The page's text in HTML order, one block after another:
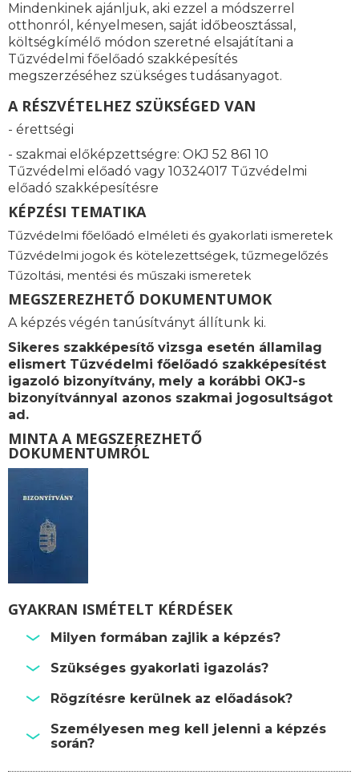
Mindenkinek ajánljuk, aki ezzel a módszerrel
otthonról, kényelmesen, saját időbeosztással,
költségkímélő módon szeretné elsajátítani a
Tűzvédelmi főelőadó szakképesítés
megszerzéséhez szükséges tudásanyagot.
A RÉSZVÉTELHEZ SZÜKSÉGED VAN
- érettségi
- szakmai előképzettségre: OKJ 52 861 10
Tűzvédelmi előadó vagy 10324017 Tűzvédelmi
előadó szakképesítésre
KÉPZÉSI TEMATIKA
Tűzvédelmi főelőadó elméleti és gyakorlati ismeretek
Tűzvédelmi jogok és kötelezettségek, tűzmegelőzés
Tűzoltási, mentési és műszaki ismeretek
MEGSZEREZHETŐ DOKUMENTUMOK
A képzés végén tanúsítványt állítunk ki.
Sikeres szakképesítő vizsga esetén államilag
elismert Tűzvédelmi főelőadó szakképesítést
igazoló bizonyítvány, mely a korábbi OKJ-s
bizonyítvánnyal azonos szakmai jogosultságot
ad.
MINTA A MEGSZEREZHETŐ
DOKUMENTUMRÓL
GYAKRAN ISMÉTELT KÉRDÉSEK
Milyen formában zajlik a képzés?
Szükséges gyakorlati igazolás?
Rögzítésre kerülnek az előadások?
Személyesen meg kell jelenni a képzés
során?